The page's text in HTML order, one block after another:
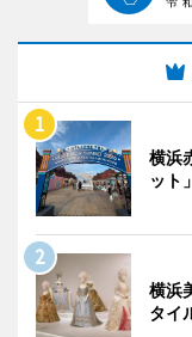
横浜
ット
横浜
タイ